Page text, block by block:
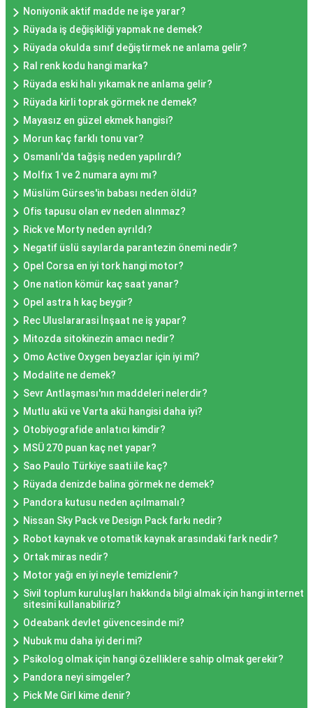
Noniyonik aktif madde ne işe yarar?
Rüyada iş değişikliği yapmak ne demek?
Rüyada okulda sınıf değiştirmek ne anlama gelir?
Ral renk kodu hangi marka?
Rüyada eski halı yıkamak ne anlama gelir?
Rüyada kirli toprak görmek ne demek?
Mayasız en güzel ekmek hangisi?
Morun kaç farklı tonu var?
Osmanlı'da tağşiş neden yapılırdı?
Molfıx 1 ve 2 numara aynı mı?
Müslüm Gürses'in babası neden öldü?
Ofis tapusu olan ev neden alınmaz?
Rick ve Morty neden ayrıldı?
Negatif üslü sayılarda parantezin önemi nedir?
Opel Corsa en iyi tork hangi motor?
One nation kömür kaç saat yanar?
Opel astra h kaç beygir?
Rec Uluslararasi İnşaat ne iş yapar?
Mitozda sitokinezin amacı nedir?
Omo Active Oxygen beyazlar için iyi mi?
Modalite ne demek?
Sevr Antlaşması'nın maddeleri nelerdir?
Mutlu akü ve Varta akü hangisi daha iyi?
Otobiyografide anlatıcı kimdir?
MSÜ 270 puan kaç net yapar?
Sao Paulo Türkiye saati ile kaç?
Rüyada denizde balina görmek ne demek?
Pandora kutusu neden açılmamalı?
Nissan Sky Pack ve Design Pack farkı nedir?
Robot kaynak ve otomatik kaynak arasındaki fark nedir?
Ortak miras nedir?
Motor yağı en iyi neyle temizlenir?
Sivil toplum kuruluşları hakkında bilgi almak için hangi internet
sitesini kullanabiliriz?
Odeabank devlet güvencesinde mi?
Nubuk mu daha iyi deri mi?
Psikolog olmak için hangi özelliklere sahip olmak gerekir?
Pandora neyi simgeler?
Pick Me Girl kime denir?